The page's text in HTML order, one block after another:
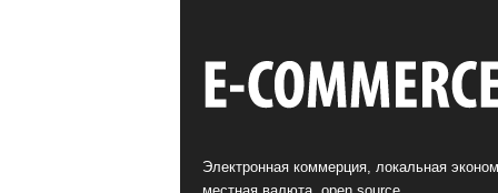
Электронная коммерция, локальная